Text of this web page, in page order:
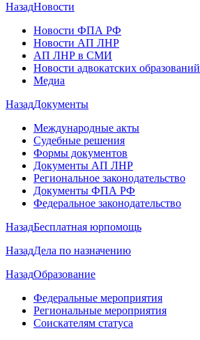
НазадНовости
Новости ФПА РФ
Новости АП ЛНР
АП ЛНР в СМИ
Новости адвокатских образований
Медиа
НазадДокументы
Международные акты
Судебные решения
Формы документов
Документы АП ЛНР
Региональное законодательство
Документы ФПА РФ
Федеральное законодательство
НазадБесплатная юрпомощь
НазадДела по назначению
НазадОбразование
Федеральные мероприятия
Региональные мероприятия
Соискателям статуса